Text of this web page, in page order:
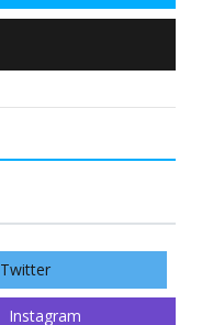
Twitter
Instagram